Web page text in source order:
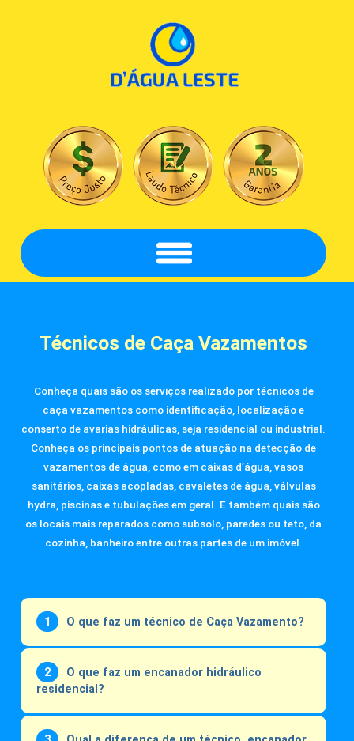
Técnicos de Caça Vazamentos
Conheça quais são os serviços realizado por técnicos de
caça vazamentos como identificação, localização e
conserto de avarias hidráulicas, seja residencial ou industrial.
Conheça os principais pontos de atuação na detecção de
vazamentos de água, como em caixas d’água, vasos
sanitários, caixas acopladas, cavaletes de água, válvulas
hydra, piscinas e tubulações em geral. E também quais são
os locais mais reparados como subsolo, paredes ou teto, da
cozinha, banheiro entre outras partes de um imóvel.
O que faz um técnico de Caça Vazamento?
O que faz um encanador hidráulico
residencial?